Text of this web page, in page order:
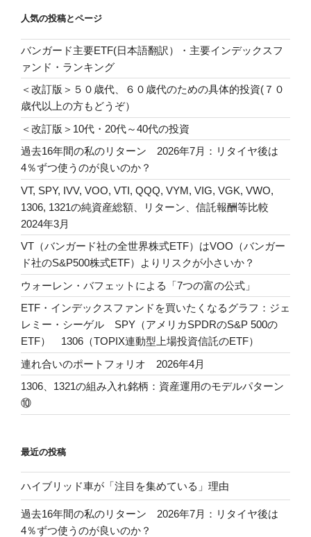
り
人気の投稿とページ
バンガード主要ETF(日本語翻訳）・主要インデックスフ
ァンド・ランキング
＜改訂版＞５０歳代、６０歳代のための具体的投資(７０
歳代以上の方もどうぞ）
＜改訂版＞10代・20代～40代の投資
過去16年間の私のリターン 2026年7月：リタイヤ後は
4％ずつ使うのが良いのか？
VT, SPY, IVV, VOO, VTI, QQQ, VYM, VIG, VGK, VWO,
1306, 1321の純資産総額、リターン、信託報酬等比較
2024年3月
VT（バンガード社の全世界株式ETF）はVOO（バンガー
ド社のS&P500株式ETF）よりリスクが小さいか？
ウォーレン・バフェットによる「7つの富の公式」
ETF・インデックスファンドを買いたくなるグラフ：ジェ
レミー・シーゲル SPY（アメリカSPDRのS&P 500の
ETF） 1306（TOPIX連動型上場投資信託のETF）
連れ合いのポートフォリオ 2026年4月
1306、1321の組み入れ銘柄：資産運用のモデルパターン
⑩
最近の投稿
ハイブリッド車が「注目を集めている」理由
過去16年間の私のリターン 2026年7月：リタイヤ後は
4％ずつ使うのが良いのか？